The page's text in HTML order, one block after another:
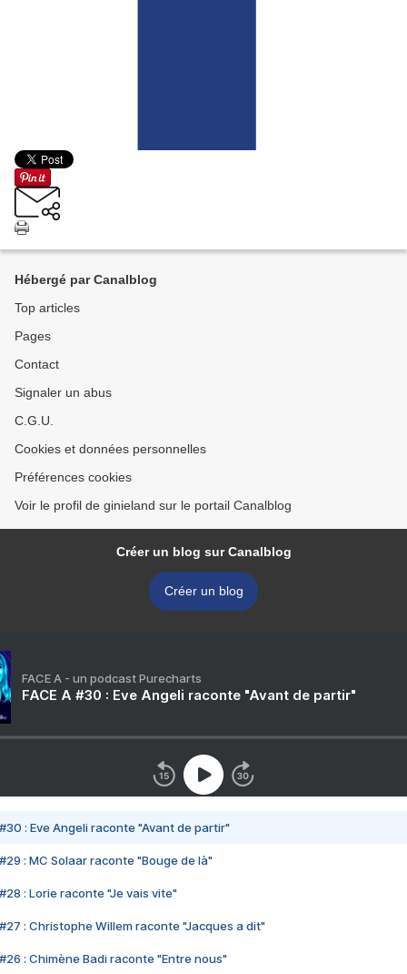
Hébergé par Canalblog
Top articles
Pages
Contact
Signaler un abus
C.G.U.
Cookies et données personnelles
Préférences cookies
Voir le profil de ginieland sur le portail Canalblog
Créer un blog sur Canalblog
Créer un blog
FACE A - un podcast Purecharts
FACE A #30 : Eve Angeli raconte "Avant de partir"
#30 : Eve Angeli raconte "Avant de partir"
#29 : MC Solaar raconte "Bouge de là"
#28 : Lorie raconte "Je vais vite"
#27 : Christophe Willem raconte "Jacques a dit"
#26 : Chimène Badi raconte "Entre nous"